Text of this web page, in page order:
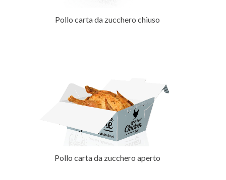
Pollo carta da zucchero chiuso
Pollo carta da zucchero aperto